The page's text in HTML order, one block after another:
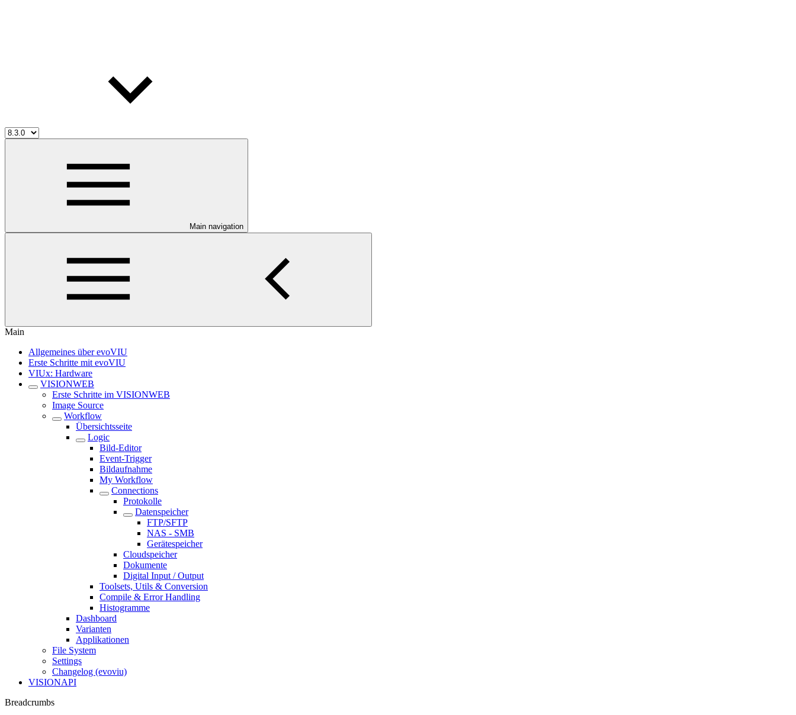
Main navigation
Main
Allgemeines über evoVIU
Erste Schritte mit evoVIU
VIUx: Hardware
VISIONWEB
Erste Schritte im VISIONWEB
Image Source
Workflow
Übersichtsseite
Logic
Bild-Editor
Event-Trigger
Bildaufnahme
My Workflow
Connections
Protokolle
Datenspeicher
FTP/SFTP
NAS - SMB
Gerätespeicher
Cloudspeicher
Dokumente
Digital Input / Output
Toolsets, Utils & Conversion
Compile & Error Handling
Histogramme
Dashboard
Varianten
Applikationen
File System
Settings
Changelog (evoviu)
VISIONAPI
Breadcrumbs